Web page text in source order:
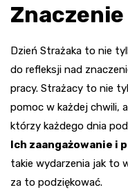
Dzień Strażaka to nie
do refleksji nad
pracy. Strażacy to nie
pomoc w każdej chwili,
którzy każdego dnia
Ich zaangażowanie i
takie wydarzenia jak to
za to podziękować.